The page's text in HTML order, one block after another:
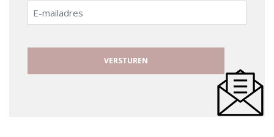
E-
mailadres